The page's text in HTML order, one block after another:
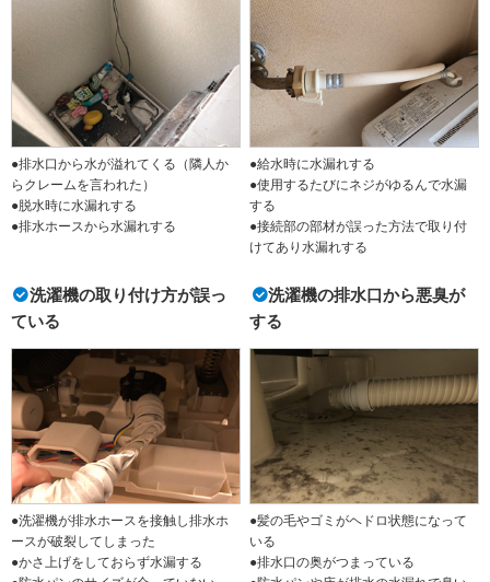
●排水口から水が溢れてくる（隣人か
らクレームを言われた）
●脱水時に水漏れする
●排水ホースから水漏れする
●給水時に水漏れする
●使用するたびにネジがゆるんで水漏
する
●接続部の部材が誤った方法で取り付
けてあり水漏れする
洗濯機の取り付け方が誤っ
ている
●洗濯機が排水ホースを接触し排水ホ
ースが破裂してしまった
●かさ上げをしておらず水漏する
洗濯機の排水口から悪臭が
する
●髪の毛やゴミがヘドロ状態になって
いる
●排水口の奥がつまっている